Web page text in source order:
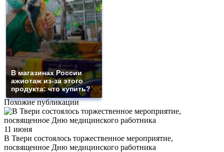
В магазинах России
ажиотаж из-за этого
продукта: что купить?
Похожие публикации
11 июня
В Твери состоялось торжественное мероприятие,
посвященное Дню медицинского работника